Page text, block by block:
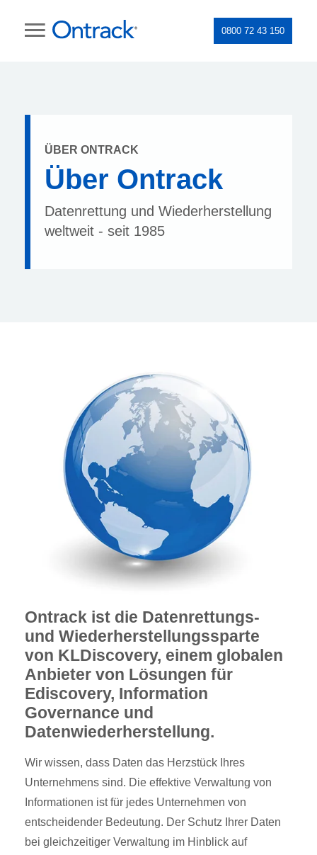
0800 72 43 150
ÜBER ONTRACK
Über Ontrack
Datenrettung und Wiederherstellung
weltweit - seit 1985
Ontrack ist die Datenrettungs-
und Wiederherstellungssparte
von KLDiscovery, einem globalen
Anbieter von Lösungen für
Ediscovery, Information
Governance und
Datenwiederherstellung.
Wir wissen, dass Daten das Herzstück Ihres
Unternehmens sind. Die effektive Verwaltung von
Informationen ist für jedes Unternehmen von
entscheidender Bedeutung. Der Schutz Ihrer Daten
bei gleichzeitiger Verwaltung im Hinblick auf